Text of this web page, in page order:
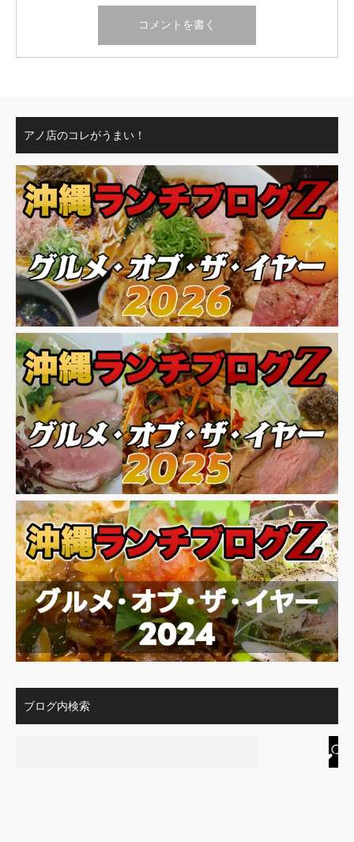
アノ店のコレがうまい！
ブログ内検索